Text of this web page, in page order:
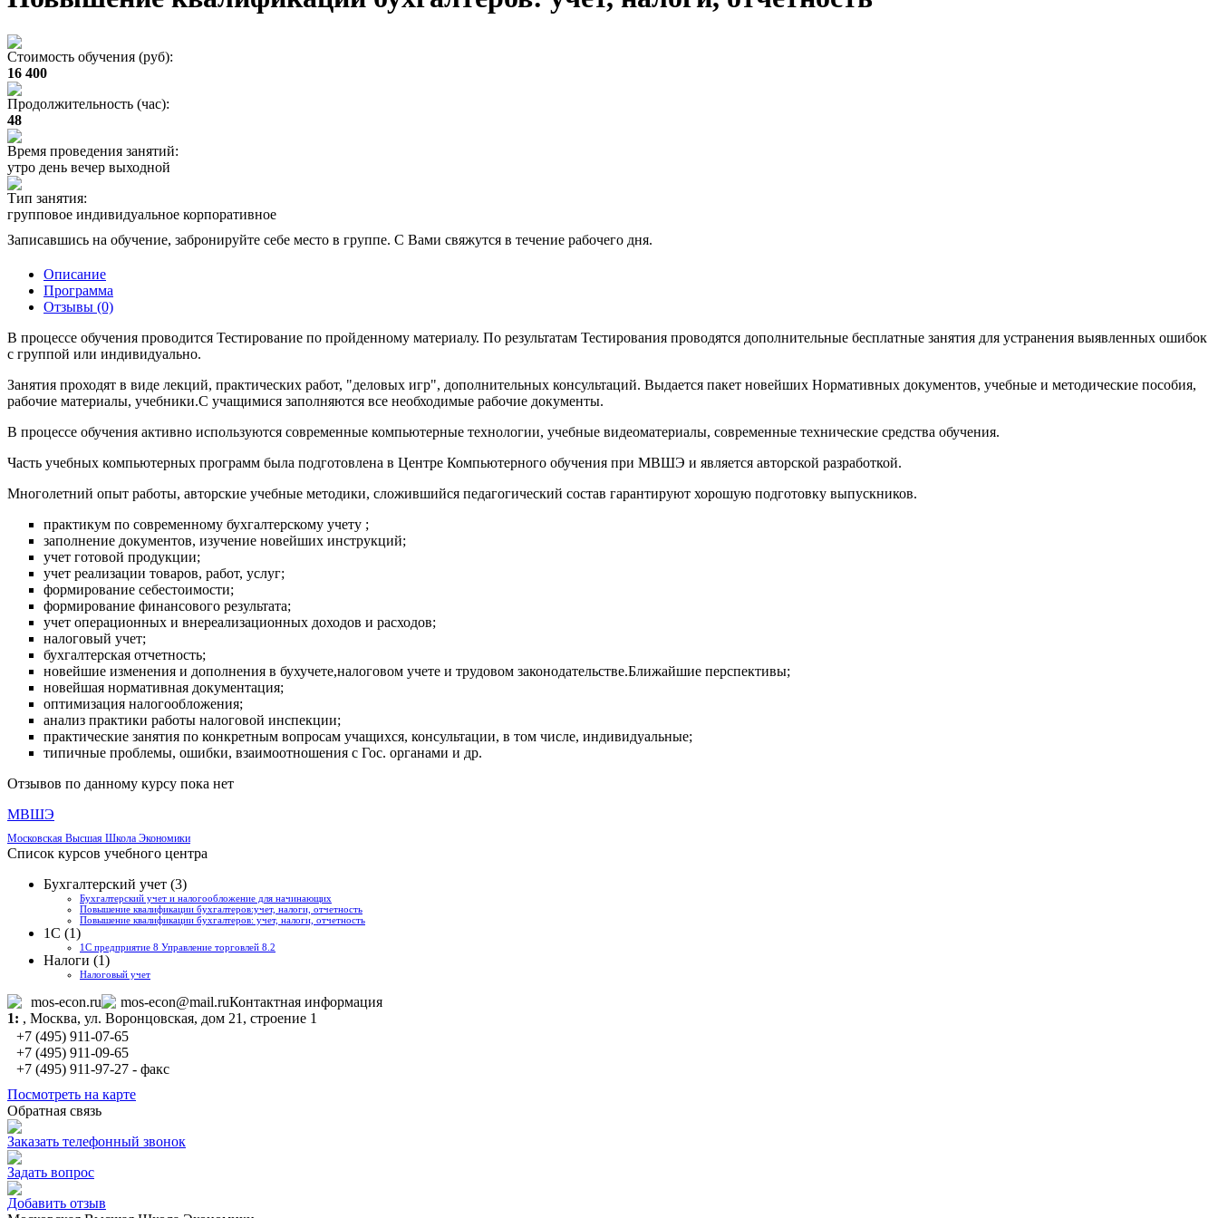
Стоимость обучения (руб):
16 400
Продолжительность (час):
48
Время проведения занятий:
утро день вечер выходной
Тип занятия:
групповое индивидуальное корпоративное
Записавшись на обучение, забронируйте себе место в группе. С Вами свяжутся в течение рабочего дня.
Описание
Программа
Отзывы (0)
В процессе обучения проводится Тестирование по пройденному материалу. По результатам Тестирования проводятся дополнительные бесплатные занятия для устранения выявленных ошибок
с группой или индивидуально.
Занятия проходят в виде лекций, практических работ, "деловых игр", дополнительных консультаций. Выдается пакет новейших Нормативных документов, учебные и методические пособия,
рабочие материалы, учебники.С учащимися заполняются все необходимые рабочие документы.
В процессе обучения активно используются современные компьютерные технологии, учебные видеоматериалы, современные технические средства обучения.
Часть учебных компьютерных программ была подготовлена в Центре Компьютерного обучения при МВШЭ и является авторской разработкой.
Многолетний опыт работы, авторские учебные методики, сложившийся педагогический состав гарантируют хорошую подготовку выпускников.
практикум по современному бухгалтерскому учету ;
заполнение документов, изучение новейших инструкций;
учет готовой продукции;
учет реализации товаров, работ, услуг;
формирование себестоимости;
формирование финансового результата;
учет операционных и внереализационных доходов и расходов;
налоговый учет;
бухгалтерская отчетность;
новейшие изменения и дополнения в бухучете,налоговом учете и трудовом законодательстве.Ближайшие перспективы;
новейшая нормативная документация;
оптимизация налогообложения;
анализ практики работы налоговой инспекции;
практические занятия по конкретным вопросам учащихся, консультации, в том числе, индивидуальные;
типичные проблемы, ошибки, взаимоотношения с Гос. органами и др.
Отзывов по данному курсу пока нет
МВШЭ
Московская Высшая Школа Экономики
Список курсов учебного центра
Бухгалтерский учет (3)
Бухгалтерский учет и налогообложение для начинающих
Повышение квалификации бухгалтеров:учет, налоги, отчетность
Повышение квалификации бухгалтеров: учет, налоги, отчетность
1С (1)
1С предприятие 8 Управление торговлей 8.2
Налоги (1)
Налоговый учет
mos-econ.ru mos-econ@mail.ruКонтактная информация
1: , Москва, ул. Воронцовская, дом 21, строение 1
+7 (495) 911-07-65
+7 (495) 911-09-65
+7 (495) 911-97-27 - факс
Посмотреть на карте
Обратная связь
Заказать телефонный звонок
Задать вопрос
Добавить отзыв